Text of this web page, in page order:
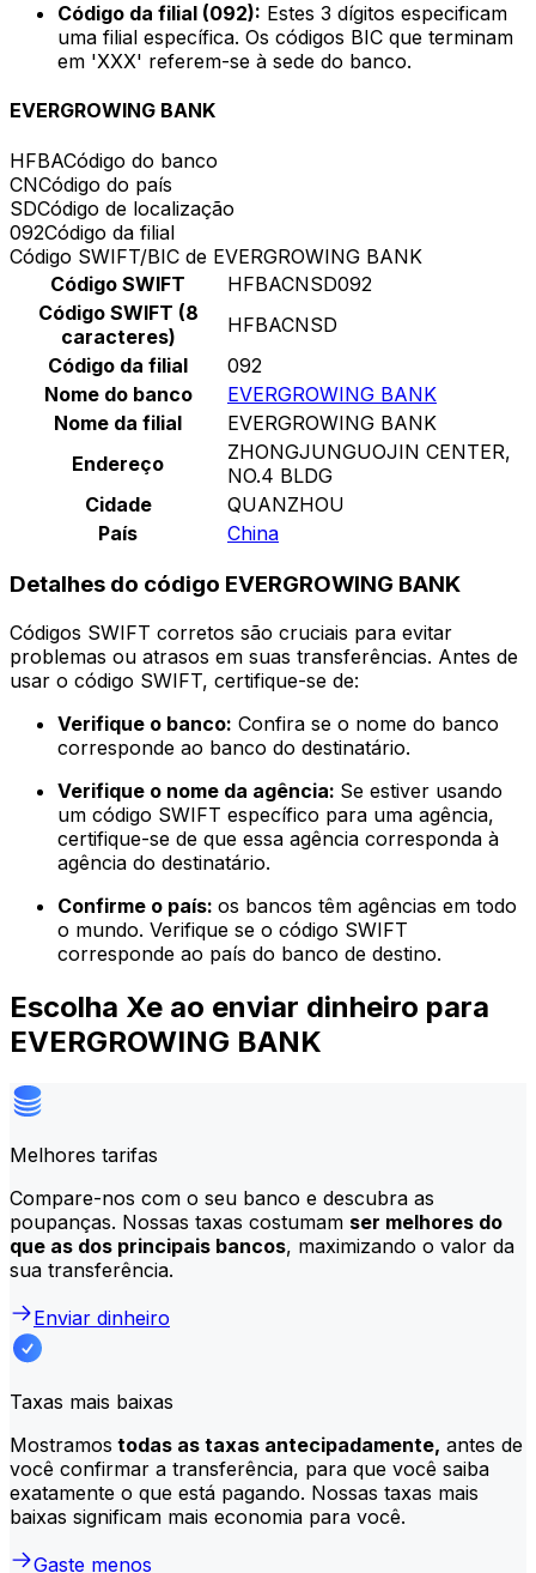
Código da filial (092): Estes 3 dígitos especificam
uma filial específica. Os códigos BIC que terminam
em 'XXX' referem-se à sede do banco.
EVERGROWING BANK
HFBACódigo do banco
CNCódigo do país
SDCódigo de localização
092Código da filial
Código SWIFT/BIC de EVERGROWING BANK
Código SWIFT
HFBACNSD092
Código SWIFT (8
caracteres)
HFBACNSD
Código da filial
092
Nome do banco
EVERGROWING BANK
Nome da filial
EVERGROWING BANK
Endereço
ZHONGJUNGUOJIN CENTER,
NO.4 BLDG
Cidade
QUANZHOU
País
China
Detalhes do código EVERGROWING BANK
Códigos SWIFT corretos são cruciais para evitar
problemas ou atrasos em suas transferências. Antes de
usar o código SWIFT, certifique-se de:
Verifique o banco: Confira se o nome do banco
corresponde ao banco do destinatário.
Verifique o nome da agência: Se estiver usando
um código SWIFT específico para uma agência,
certifique-se de que essa agência corresponda à
agência do destinatário.
Confirme o país: os bancos têm agências em todo
o mundo. Verifique se o código SWIFT
corresponde ao país do banco de destino.
Escolha Xe ao enviar dinheiro para
EVERGROWING BANK
Melhores tarifas
Compare-nos com o seu banco e descubra as
poupanças. Nossas taxas costumam ser melhores do
que as dos principais bancos, maximizando o valor da
sua transferência.
Enviar dinheiro
Taxas mais baixas
Mostramos todas as taxas antecipadamente, antes de
você confirmar a transferência, para que você saiba
exatamente o que está pagando. Nossas taxas mais
baixas significam mais economia para você.
Gaste menos